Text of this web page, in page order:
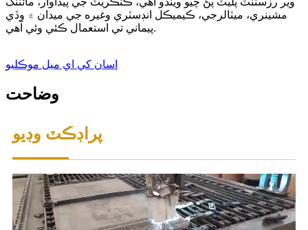
مشينري، ميٽالرجي، ڪيميڪل انڊسٽري وغيره جي ميدان ۾ وڏي
پيماني تي استعمال ڪئي وئي آهي.
اسان کي اي ميل موڪليو
وضاحت
پراڊڪٽ وڊيو